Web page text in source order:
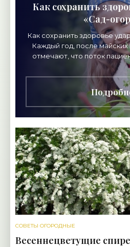
Как сохранить
«Сад-
Как сохранить здоровье
Каждый год, после
отмечают, что поток
остеохондроз, радикулит,
СОВЕТЫ ОГОРОДНЫЕ
Весеннецветущие